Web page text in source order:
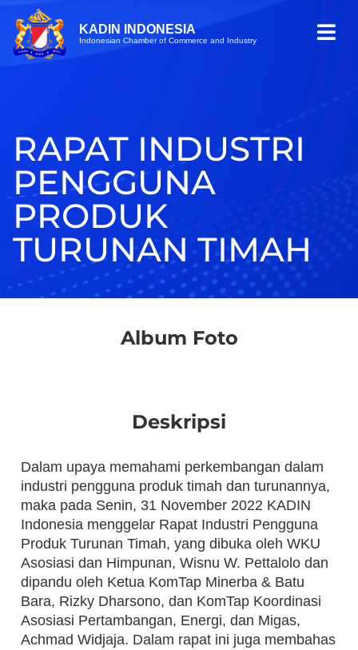
KADIN INDONESIA
Indonesian Chamber of Commerce and Industry
RAPAT INDUSTRI
PENGGUNA
PRODUK
TURUNAN TIMAH
Album Foto
Deskripsi
Dalam upaya memahami perkembangan dalam
industri pengguna produk timah dan turunannya,
maka pada Senin, 31 November 2022 KADIN
Indonesia menggelar Rapat Industri Pengguna
Produk Turunan Timah, yang dibuka oleh WKU
Asosiasi dan Himpunan, Wisnu W. Pettalolo dan
dipandu oleh Ketua KomTap Minerba & Batu
Bara, Rizky Dharsono, dan KomTap Koordinasi
Asosiasi Pertambangan, Energi, dan Migas,
Achmad Widjaja. Dalam rapat ini juga membahas